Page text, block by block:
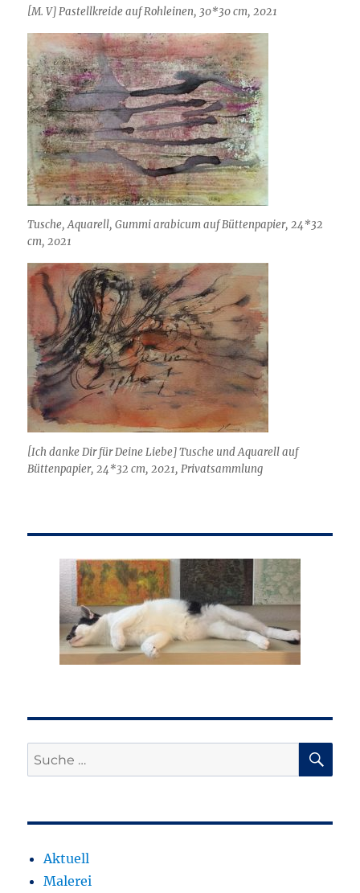
[M. V] Pastellkreide auf Rohleinen, 30*30 cm, 2021
Tusche, Aquarell, Gummi arabicum auf Büttenpapier, 24*32
cm, 2021
[Ich danke Dir für Deine Liebe] Tusche und Aquarell auf
Büttenpapier, 24*32 cm, 2021, Privatsammlung
Suche
nach:
Aktuell
Malerei